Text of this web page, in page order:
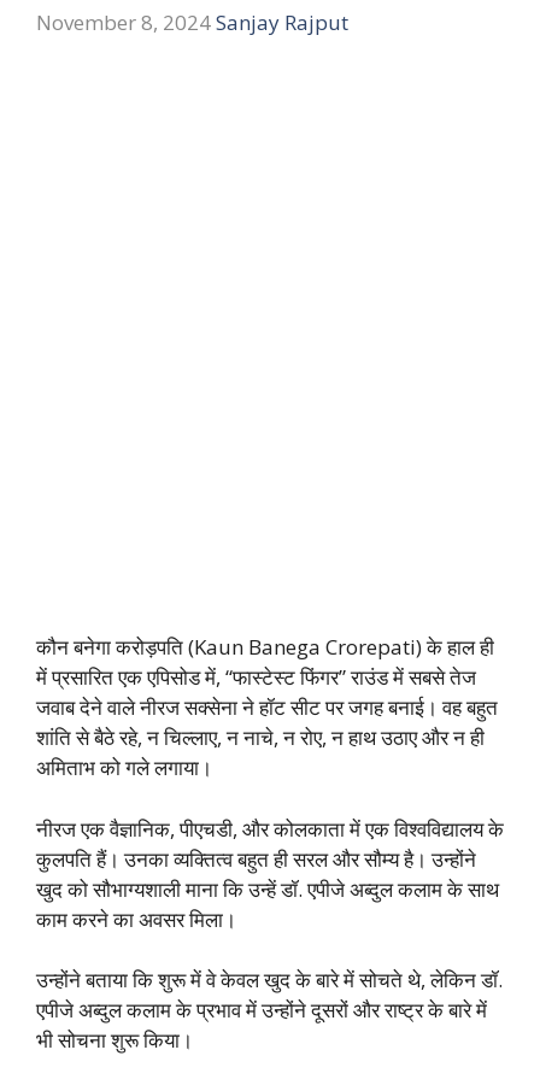
November 8, 2024Sanjay Rajput
कौन बनेगा करोड़पति (Kaun Banega Crorepati) के हाल ही
में प्रसारित एक एपिसोड में, “फास्टेस्ट फिंगर” राउंड में सबसे तेज
जवाब देने वाले नीरज सक्सेना ने हॉट सीट पर जगह बनाई। वह बहुत
शांति से बैठे रहे, न चिल्लाए, न नाचे, न रोए, न हाथ उठाए और न ही
अमिताभ को गले लगाया।
नीरज एक वैज्ञानिक, पीएचडी, और कोलकाता में एक विश्वविद्यालय के
कुलपति हैं। उनका व्यक्तित्व बहुत ही सरल और सौम्य है। उन्होंने
खुद को सौभाग्यशाली माना कि उन्हें डॉ. एपीजे अब्दुल कलाम के साथ
काम करने का अवसर मिला।
उन्होंने बताया कि शुरू में वे केवल खुद के बारे में सोचते थे, लेकिन डॉ.
एपीजे अब्दुल कलाम के प्रभाव में उन्होंने दूसरों और राष्ट्र के बारे में
भी सोचना शुरू किया।